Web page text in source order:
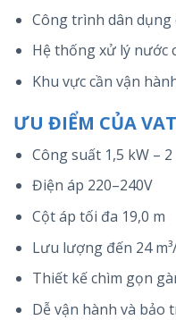
Công trình dân dụng
Hệ thống xử lý nước
Khu vực cần vận
ƯU ĐIỂM CỦA
Công suất 1,5 kW – 2
Điện áp 220–240V
Cột áp tối đa 19,0 m
Lưu lượng đến 24
Thiết kế chìm gọn
Dễ vận hành và bảo